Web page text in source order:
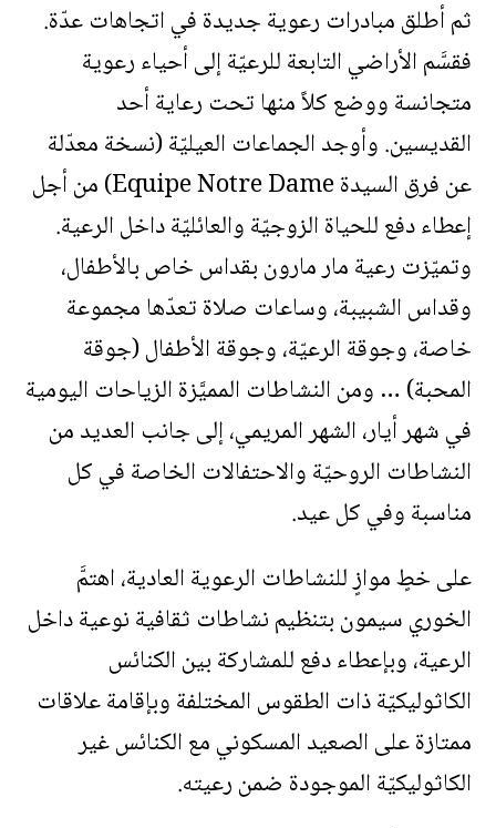
ثم أطلق مبادرات رعوية جديدة في اتجاهات عدّة.
فقسَّم الأراضي التابعة للرعيّة إلى أحياء رعوية
متجانسة ووضع كلاً منها تحت رعاية أحد
القديسين. وأوجد الجماعات العيليّة (نسخة معدّلة
عن فرق السيدة Equipe Notre Dame) من أجل
إعطاء دفع للحياة الزوجيّة والعائليّة داخل الرعية.
وتميّزت رعية مار مارون بقداس خاص بالأطفال،
وقداس الشبيبة، وساعات صلاة تعدّها مجموعة
خاصة، وجوقة الرعيّة، وجوقة الأطفال (جوقة
المحبة) … ومن النشاطات المميَّزة الزياحات اليومية
في شهر أيار، الشهر المريمي، إلى جانب العديد من
النشاطات الروحيّة والاحتفالات الخاصة في كل
مناسبة وفي كل عيد.
على خطٍ موازٍ للنشاطات الرعوية العادية، اهتمَّ
الخوري سيمون بتنظيم نشاطات ثقافية نوعية داخل
الرعية، وبإعطاء دفع للمشاركة بين الكنائس
الكاثوليكيّة ذات الطقوس المختلفة وبإقامة علاقات
ممتازة على الصعيد المسكوني مع الكنائس غير
الكاثوليكيّة الموجودة ضمن رعيته.